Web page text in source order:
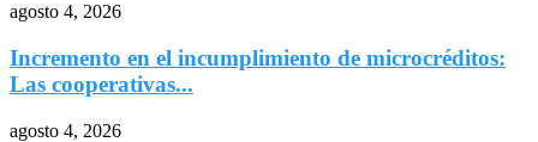
agosto 4, 2026
Incremento en el incumplimiento de microcréditos:
Las cooperativas...
agosto 4, 2026